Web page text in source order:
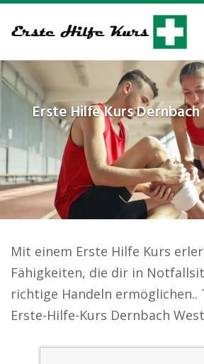
to
content
Erste Hilfe Kurs
Mit einem Erste Hilfe Kurs
Fähigkeiten, die dir in
richtige Handeln ermöglichen..
Erste-Hilfe-Kurs Dernbach